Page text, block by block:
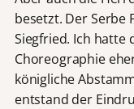
besetzt. Der Serbe
Siegfried. Ich hatte
Choreographie
königliche
entstand der